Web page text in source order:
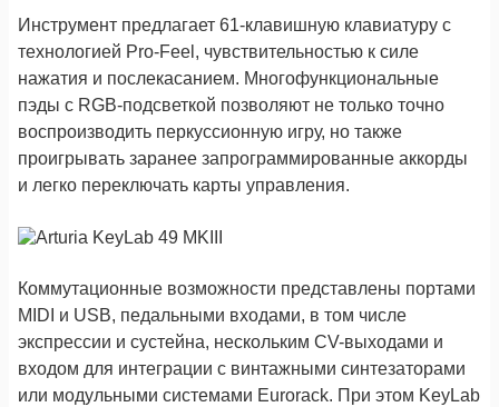
Инструмент предлагает 61-клавишную клавиатуру с
технологией Pro-Feel, чувствительностью к силе
нажатия и послекасанием. Многофункциональные
пэды с RGB-подсветкой позволяют не только точно
воспроизводить перкуссионную игру, но также
проигрывать заранее запрограммированные аккорды
и легко переключать карты управления.
Коммутационные возможности представлены портами
MIDI и USB, педальными входами, в том числе
экспрессии и сустейна, нескольким CV-выходами и
входом для интеграции с винтажными синтезаторами
или модульными системами Eurorack. При этом KeyLab